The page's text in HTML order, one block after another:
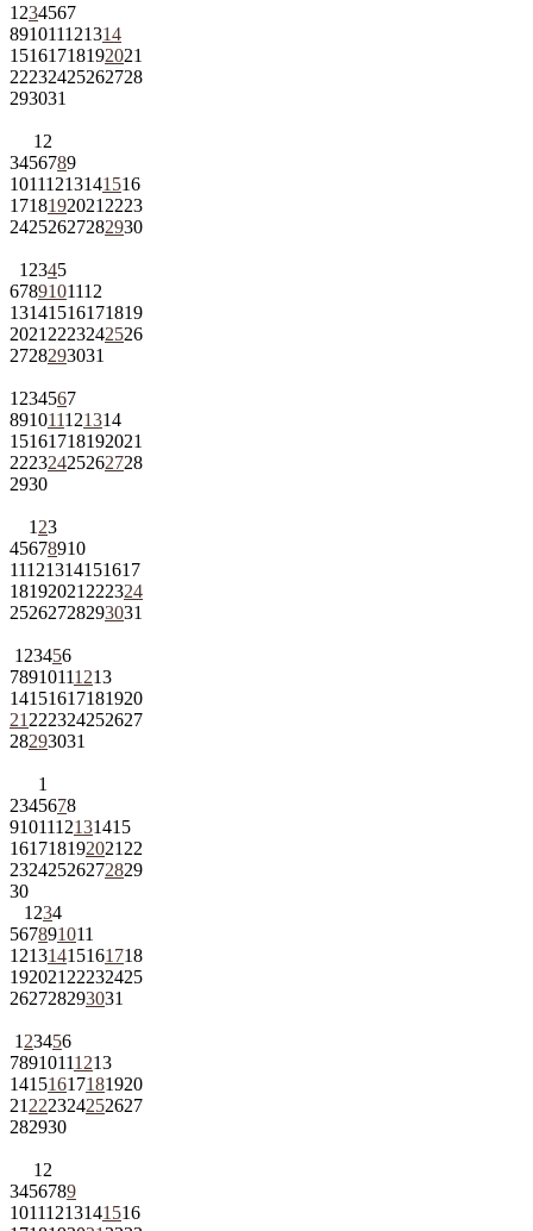
1 234567
891011121314
15161718192021
22232425262728
293031
1 2
3456789
10111213141516
1718192021 2223
24252627282930
1 2345
6789101112
13141516171819
2021 2223242526
2728293031
1 234567
891011121314
15161718192021
22232425262728
2930
1 23
45678910
11121314151617
18192021 222324
25262728293031
1 23456
78910111213
14151617181920
21 222324252627
28293031
1
2345678
9101112131415
161718192021 22
23242526272829
30
1 234
567891011
12131415161718
192021 22232425
262728293031
1 23456
78910111213
14151617181920
21 222324252627
282930
1 2
3456789
10111213141516